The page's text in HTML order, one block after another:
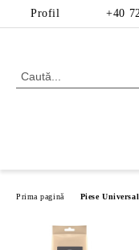
Profil +40
Prima pagină Piese